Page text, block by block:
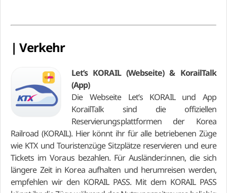
| Verkehr
Let’s KORAIL (Webseite) & KorailTalk
(App)
Die Webseite Let’s KORAIL und App
KorailTalk sind die offiziellen
Reservierungsplattformen der Korea
Railroad (KORAIL). Hier könnt ihr für alle betriebenen Züge
wie KTX und Touristenzüge Sitzplätze reservieren und eure
Tickets im Voraus bezahlen. Für Ausländer:innen, die sich
längere Zeit in Korea aufhalten und herumreisen werden,
empfehlen wir den KORAIL PASS. Mit dem KORAIL PASS